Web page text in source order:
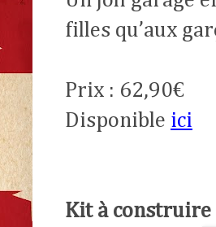
filles qu’aux
Prix : 62,90€
Disponible ici
Kit à construire